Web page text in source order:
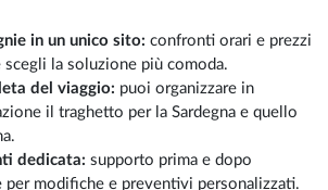
in un unico sito: confronti orari e prezzi
scegli la soluzione più comoda.
del viaggio: puoi organizzare in
il traghetto per la Sardegna e quello
dedicata: supporto prima e dopo
per modifiche e preventivi personalizzati.